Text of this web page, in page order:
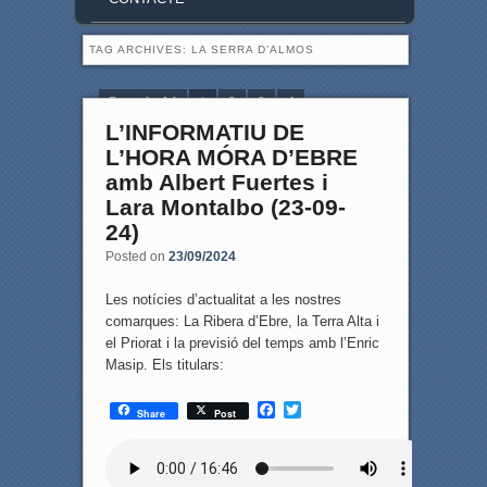
TAG ARCHIVES: LA SERRA D’ALMOS
Page 1 of 4 1 2 3 4
L’INFORMATIU DE
L’HORA MÓRA D’EBRE
amb Albert Fuertes i
Lara Montalbo (23-09-
24)
Posted on 23/09/2024
Les notícies d’actualitat a les nostres
comarques: La Ribera d’Ebre, la Terra Alta i
el Priorat i la previsió del temps amb l’Enric
Masip. Els titulars:
Share Post
F
T